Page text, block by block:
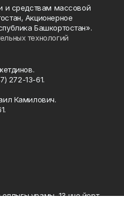
и средствам массовой
Акционерное
Башкортостан».
технологий
272-13-61.
Камилович.
еллыгы урамы, 13 нче йорт